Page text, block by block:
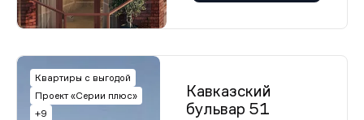
Квартиры с выгодой
Проект «Серии плюс»
+9
Кавказский
бульвар 51